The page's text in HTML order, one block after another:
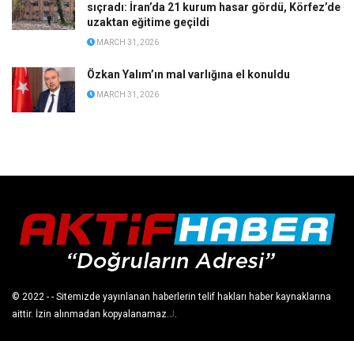
sıçradı: İran’da 21 kurum hasar gördü, Körfez’de
uzaktan eğitime geçildi
MARCH 31, 2026
Özkan Yalım’ın mal varlığına el konuldu
MARCH 31, 2026
© 2022 - - Sitemizde yayınlanan haberlerin telif hakları haber kaynaklarına
aittir. İzin alınmadan kopyalanamaz. J